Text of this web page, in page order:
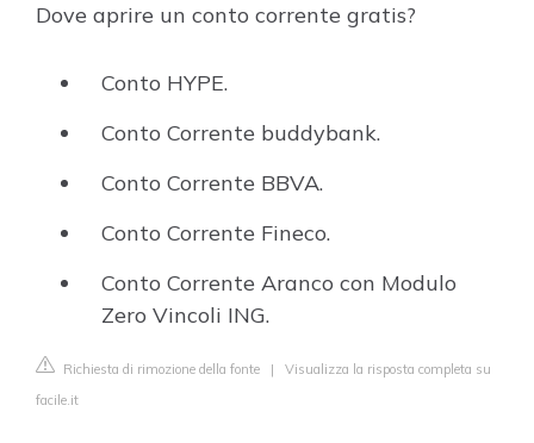
Dove aprire un conto corrente gratis?
Conto HYPE.
Conto Corrente buddybank.
Conto Corrente BBVA.
Conto Corrente Fineco.
Conto Corrente Aranco con Modulo
Zero Vincoli ING.
Richiesta di rimozione della fonte | Visualizza la risposta completa su
facile.it